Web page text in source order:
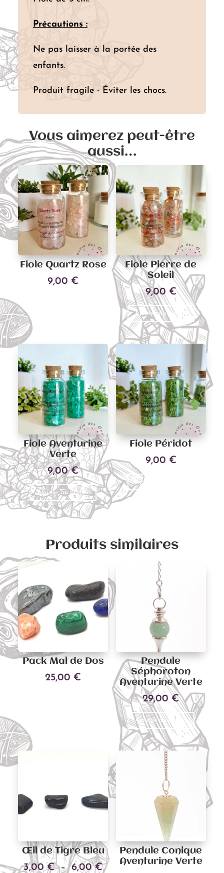
Précautions :
Ne pas laisser à la portée des
enfants.
Produit fragile - Éviter les chocs.
Vous aimerez peut-être
aussi…
Fiole Quartz Rose
9,00 €
Fiole Pierre de
Soleil
9,00 €
Ajouter au panier
Fiole Aventurine
Verte
9,00€
Ajouter au panier
Fiole Péridot
9,00 €
Ajouter au panier
Produits similaires
Pack Mal de Dos
25,00 €
Pendule
Séphoroton
Aventurine Verte
29,00 €
Ajouter au panier
Œil de Tigre Bleu
3,00€ – 6,00€Plage
Pendule Conique
Aventurine Verte